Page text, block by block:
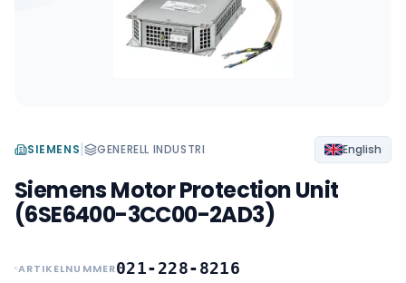
SIEMENS| GENERELL INDUSTRI English
Siemens Motor Protection Unit
(6SE6400-3CC00-2AD3)
ARTIKELNUMMER021-228-8216